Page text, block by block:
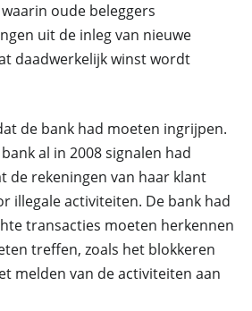
oude beleggers
uit de inleg van nieuwe
daadwerkelijk winst wordt
de bank had moeten ingrijpen.
al in 2008 signalen had
de rekeningen van haar klant
illegale activiteiten. De bank had
transacties moeten herkennen
treffen, zoals het blokkeren
melden van de activiteiten aan